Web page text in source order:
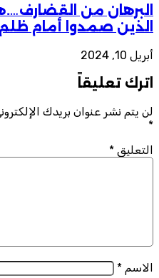
البرهان من
الذين صمدوا أمام ظلم
أبريل 10, 2024
اترك تعليقاً
لن يتم نشر عنوان بريدك
*
التعليق *
الاسم *